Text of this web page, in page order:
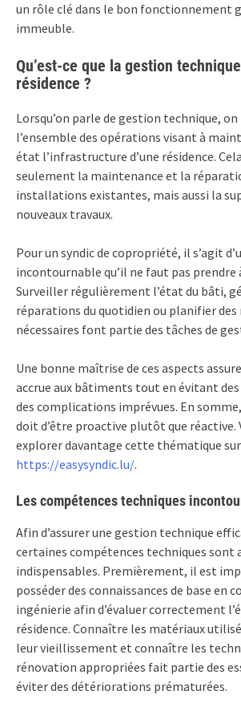
un rôle clé dans le bon fonctionnement
immeuble.
Qu’est-ce que la gestion
résidence ?
Lorsqu’on parle de gestion technique,
l’ensemble des opérations visant à
état l’infrastructure d’une résidence.
seulement la maintenance et la
installations existantes, mais aussi la
nouveaux travaux.
Pour un syndic de copropriété, il s’agit
incontournable qu’il ne faut pas prendre
Surveiller régulièrement l’état du bâti,
réparations du quotidien ou planifier
nécessaires font partie des tâches de
Une bonne maîtrise de ces aspects
accrue aux bâtiments tout en évitant
des complications imprévues. En
doit d’être proactive plutôt que réactive.
explorer davantage cette thématique sur
https://easysyndic.lu/.
Les compétences techniques
Afin d’assurer une gestion technique
certaines compétences techniques sont
indispensables. Premièrement, il est
posséder des connaissances de base en
ingénierie afin d’évaluer correctement
résidence. Connaître les matériaux
leur vieillissement et connaître les
rénovation appropriées fait partie des
éviter des détériorations prématurées.